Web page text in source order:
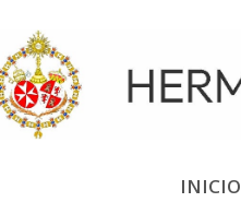
INICIO